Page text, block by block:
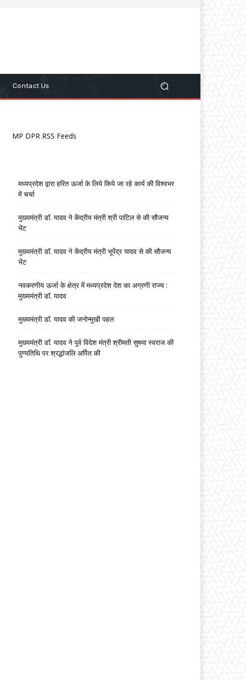
Contact Us
MP DPR RSS Feeds
मध्यप्रदेश द्वारा हरित ऊर्जा के लिये किये जा रहे कार्य की विश्वभर
में चर्चा
मुख्यमंत्री डॉ. यादव ने केंद्रीय मंत्री श्री पाटिल से की सौजन्य
भेंट
मुख्यमंत्री डॉ. यादव ने केंद्रीय मंत्री भूपेंद्र यादव से की सौजन्य
भेंट
नवकरणीय ऊर्जा के क्षेत्र में मध्यप्रदेश देश का अग्रणी राज्य :
मुख्यमंत्री डॉ. यादव
मुख्यमंत्री डॉ. यादव की जनोन्मुखी पहल
मुख्यमंत्री डॉ. यादव ने पूर्व विदेश मंत्री श्रीमती सुषमा स्वराज की
पुण्यतिथि पर श्रद्धांजलि अर्पित की